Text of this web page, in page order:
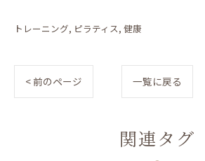
トレーニング ピラティス 健康
< 前のページ 一覧に戻る
関連タグ